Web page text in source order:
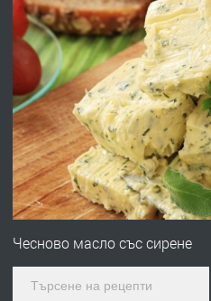
ПРЕДЛАГА Работа
ПРЕДЛАГА
Първи
Чесново масло със сирене